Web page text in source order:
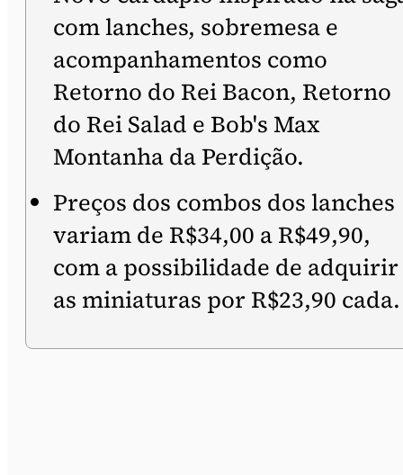
com lanches, sobremesa e
acompanhamentos como
Retorno do Rei Bacon, Retorno
do Rei Salad e Bob's Max
Montanha da Perdição.
Preços dos combos dos lanches
variam de R$34,00 a R$49,90,
com a possibilidade de adquirir
as miniaturas por R$23,90 cada.